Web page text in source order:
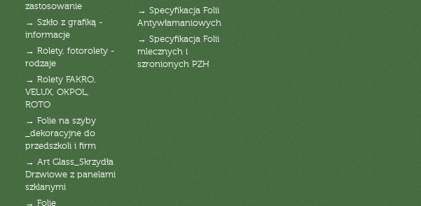
zastosowanie
→ Szkło z grafiką -
informacje
→ Rolety, fotorolety -
rodzaje
→ Rolety FAKRO,
VELUX, OKPOL,
ROTO
→ Folie na szyby
_dekoracyjne do
przedszkoli i firm
→ Art Glass_Skrzydła
Drzwiowe z panelami
szklanymi
→ Folie
→ Specyfikacja Folii
Antywłamaniowych
→ Specyfikacja Folii
mlecznych i
szronionych PZH